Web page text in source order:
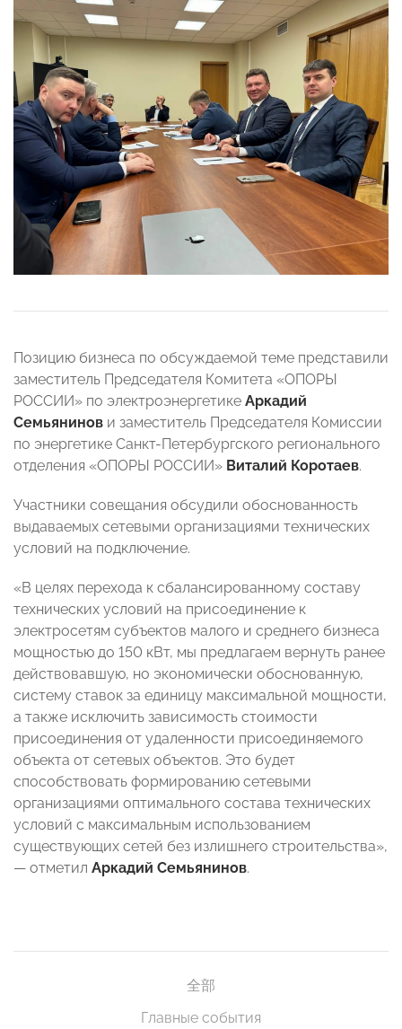
Позицию бизнеса по обсуждаемой теме представили
заместитель Председателя Комитета «ОПОРЫ
РОССИИ» по электроэнергетике Аркадий
Семьянинов и заместитель Председателя Комиссии
по энергетике Санкт-Петербургского регионального
отделения «ОПОРЫ РОССИИ» Виталий Коротаев.
Участники совещания обсудили обоснованность
выдаваемых сетевыми организациями технических
условий на подключение.
«В целях перехода к сбалансированному составу
технических условий на присоединение к
электросетям субъектов малого и среднего бизнеса
мощностью до 150 кВт, мы предлагаем вернуть ранее
действовавшую, но экономически обоснованную,
систему ставок за единицу максимальной мощности,
а также исключить зависимость стоимости
присоединения от удаленности присоединяемого
объекта от сетевых объектов. Это будет
способствовать формированию сетевыми
организациями оптимального состава технических
условий с максимальным использованием
существующих сетей без излишнего строительства»,
— отметил Аркадий Семьянинов.
全部
Главные события